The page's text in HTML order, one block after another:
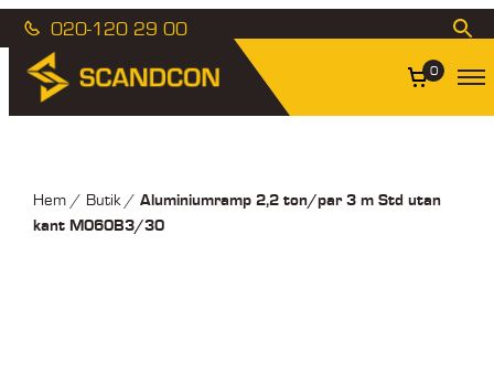
020-120 29 00
0
Hem/ Butik/ Aluminiumramp 2,2 ton/par 3 m Std utan
kant M060B3/30